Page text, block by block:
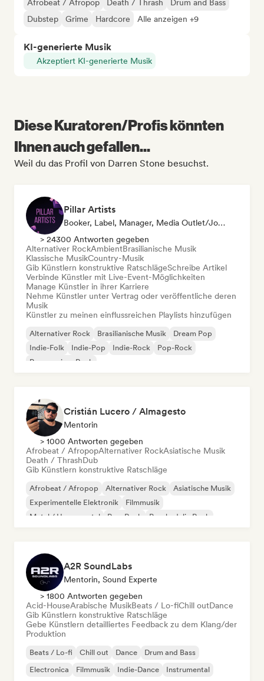
Afrobeat / Afropop Death / Thrash
Drum and Bass
Dubstep
Grime Hardcore Alle anzeigen +9
KI-generierte Musik
Akzeptiert KI-generierte Musik
Diese Kuratoren/Profis könnten
Ihnen auch gefallen...
Weil du das Profil von Darren Stone besuchst.
Pillar Artists
Booker, Label, Manager, Media Outlet/Journalist, Mentorin, Playlist-Kurator
> 24300 Antworten gegeben
Alternativer RockAmbientBrasilianische Musik
Klassische MusikCountry-Musik
Gib Künstlern konstruktive RatschlägeSchreibe Artikel
Verbinde Künstler mit Live-Event-Möglichkeiten
Manage Künstler in ihrer Karriere
Nehme Künstler unter Vertrag oder veröffentliche deren
Musik
Künstler zu meinen einflussreichen Playlists hinzufügen
Alternativer Rock Brasilianische Musik
Dream Pop
Indie-Folk
Indie-Pop Indie-Rock
Pop-Rock
Progressiver Rock
Cristián Lucero / Almagesto
Mentorin
> 1000 Antworten gegeben
Afrobeat / AfropopAlternativer RockAsiatische Musik
Death / ThrashDub
Gib Künstlern konstruktive Ratschläge
Afrobeat / Afropop Alternativer Rock
Asiatische Musik
Experimentelle Elektronik
Filmmusik
Metal / Heavy metal
Pop-Rock Psychedelic Rock
A2R SoundLabs
Mentorin, Sound Experte
> 1800 Antworten gegeben
Acid-HouseArabische MusikBeats / Lo-fiChill outDance
Gib Künstlern konstruktive Ratschläge
Gebe Künstlern detailliertes Feedback zu dem Klang/der
Produktion
Beats / Lo-fi Chill out Dance
Drum and Bass
Electronica
Filmmusik Indie-Dance Instrumental